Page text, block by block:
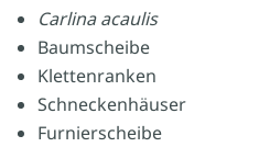
Carlina acaulis
Baumscheibe
Klettenranken
Schneckenhäuser
Furnierscheibe